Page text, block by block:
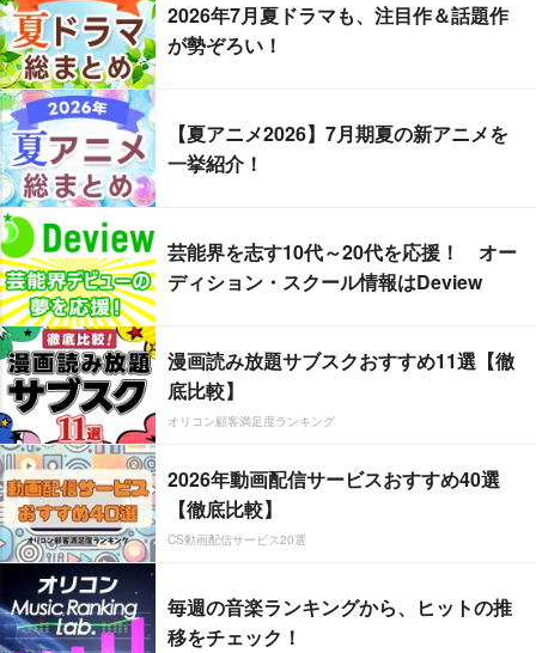
2026年7月夏ドラマも、注目作＆話題作
が勢ぞろい！
【夏アニメ2026】7月期夏の新アニメを
一挙紹介！
芸能界を志す10代～20代を応援！ オー
ディション・スクール情報はDeview
漫画読み放題サブスクおすすめ11選【徹
底比較】
オリコン顧客満足度ランキング
2026年動画配信サービスおすすめ40選
【徹底比較】
CS動画配信サービス20選
毎週の音楽ランキングから、ヒットの推
移をチェック！